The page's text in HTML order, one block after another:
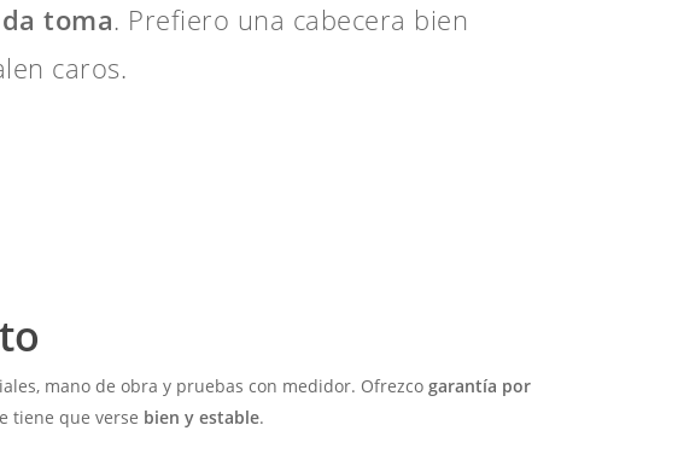
toma. Prefiero una cabecera bien
caros.
mano de obra y pruebas con medidor. Ofrezcogarantía por
tiene que verse bien y estable.